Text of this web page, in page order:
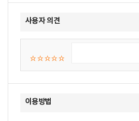
사용자 의견
이용방법